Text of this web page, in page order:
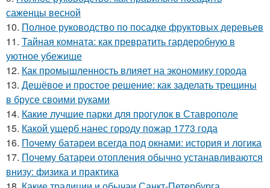
саженцы весной
10. Полное руководство по посадке фруктовых деревьев
11. Тайная комната: как превратить гардеробную в
уютное убежище
12. Как промышленность влияет на экономику города
13. Дешёвое и простое решение: как заделать трещины
в брусе своими руками
14. Какие лучшие парки для прогулок в Ставрополе
15. Какой ущерб нанес городу пожар 1773 года
16. Почему батареи всегда под окнами: история и логика
17. Почему батареи отопления обычно устанавливаются
внизу: физика и практика